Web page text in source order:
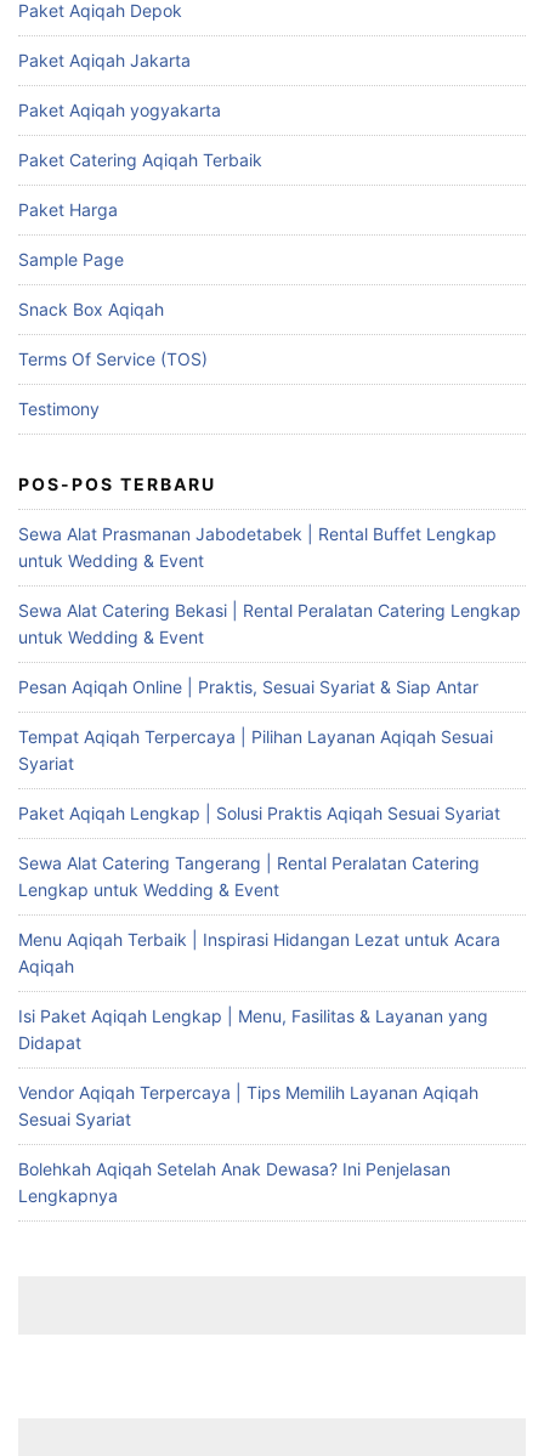
Paket Aqiqah Depok
Paket Aqiqah Jakarta
Paket Aqiqah yogyakarta
Paket Catering Aqiqah Terbaik
Paket Harga
Sample Page
Snack Box Aqiqah
Terms Of Service (TOS)
Testimony
POS-POS TERBARU
Sewa Alat Prasmanan Jabodetabek | Rental Buffet Lengkap
untuk Wedding & Event
Sewa Alat Catering Bekasi | Rental Peralatan Catering Lengkap
untuk Wedding & Event
Pesan Aqiqah Online | Praktis, Sesuai Syariat & Siap Antar
Tempat Aqiqah Terpercaya | Pilihan Layanan Aqiqah Sesuai
Syariat
Paket Aqiqah Lengkap | Solusi Praktis Aqiqah Sesuai Syariat
Sewa Alat Catering Tangerang | Rental Peralatan Catering
Lengkap untuk Wedding & Event
Menu Aqiqah Terbaik | Inspirasi Hidangan Lezat untuk Acara
Aqiqah
Isi Paket Aqiqah Lengkap | Menu, Fasilitas & Layanan yang
Didapat
Vendor Aqiqah Terpercaya | Tips Memilih Layanan Aqiqah
Sesuai Syariat
Bolehkah Aqiqah Setelah Anak Dewasa? Ini Penjelasan
Lengkapnya